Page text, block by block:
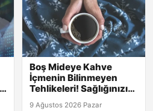
Boş Mideye Kahve
İçmenin Bilinmeyen
Tehlikeleri! Sağlığınızı
9 Ağustos 2026 Pazar